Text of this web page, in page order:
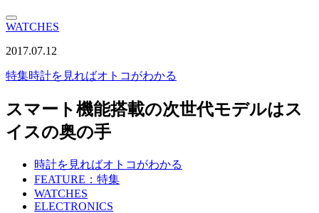
WATCHES
2017.07.12
特集時計を見ればオトコがわかる
スマート機能搭載の次世代モデルはス
イスの奥の手
時計を見ればオトコがわかる
FEATURE：特集
WATCHES
ELECTRONICS